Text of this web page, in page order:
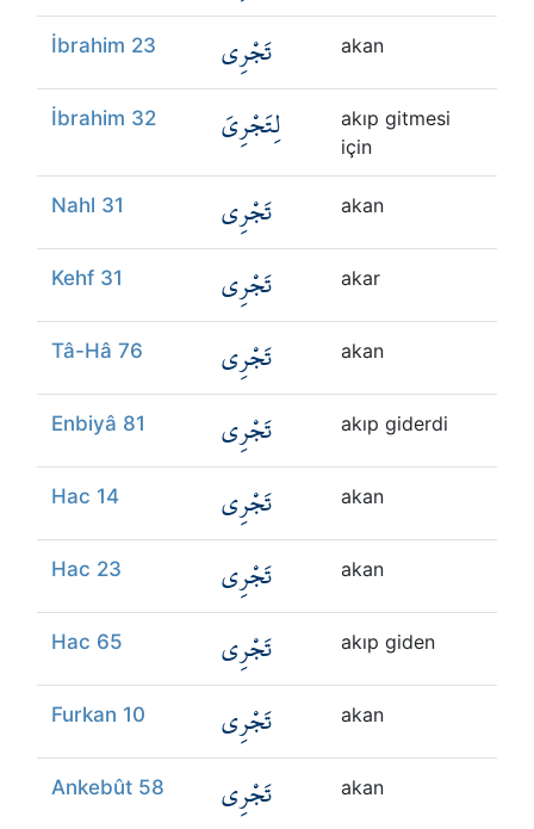
İbrahim 23 تَجْرِي akan
İbrahim 32 لِتَجْرِيَ
akıp gitmesi
için
Nahl 31 تَجْرِي akan
Kehf 31 تَجْرِي akar
Tâ-Hâ 76 تَجْرِي akan
Enbiyâ 81 تَجْرِي akıp giderdi
Hac 14 تَجْرِي akan
Hac 23 تَجْرِي akan
Hac 65 تَجْرِي akıp giden
Furkan 10 تَجْرِي akan
Ankebût 58 تَجْرِي akan